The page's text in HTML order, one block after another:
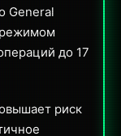
General
режимом
до 17
риск